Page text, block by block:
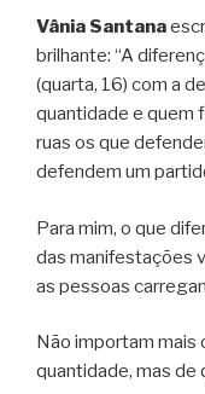
Vânia Santana
brilhante: “A
(quarta, 16) com a
quantidade e quem
ruas os que
defendem um
Para mim, o que
das manifestações
as pessoas
Não importam mais
quantidade, mas de